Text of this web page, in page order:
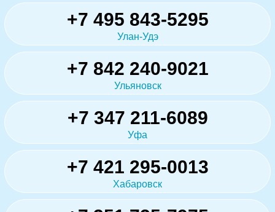
+7 495 843-5295
Улан-Удэ
+7 842 240-9021
Ульяновск
+7 347 211-6089
Уфа
+7 421 295-0013
Хабаровск